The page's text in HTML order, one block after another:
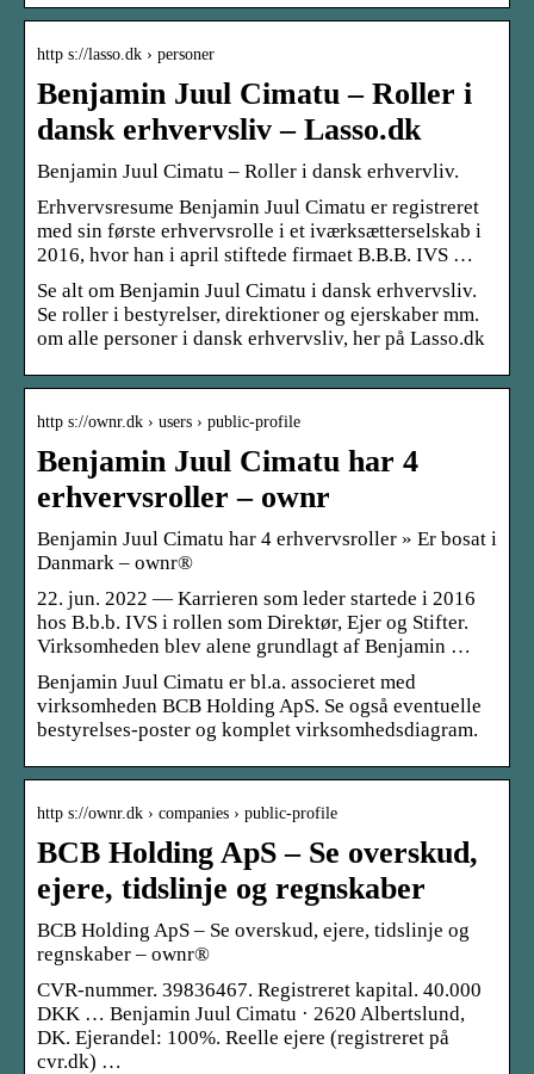
http s://lasso.dk › personer
Benjamin Juul Cimatu – Roller i
dansk erhvervsliv – Lasso.dk
Benjamin Juul Cimatu – Roller i dansk erhvervliv.
Erhvervsresume Benjamin Juul Cimatu er registreret
med sin første erhvervsrolle i et iværksætterselskab i
2016, hvor han i april stiftede firmaet B.B.B. IVS …
Se alt om Benjamin Juul Cimatu i dansk erhvervsliv.
Se roller i bestyrelser, direktioner og ejerskaber mm.
om alle personer i dansk erhvervsliv, her på Lasso.dk
http s://ownr.dk › users › public-profile
Benjamin Juul Cimatu har 4
erhvervsroller – ownr
Benjamin Juul Cimatu har 4 erhvervsroller » Er bosat i
Danmark – ownr®
22. jun. 2022 — Karrieren som leder startede i 2016
hos B.b.b. IVS i rollen som Direktør, Ejer og Stifter.
Virksomheden blev alene grundlagt af Benjamin …
Benjamin Juul Cimatu er bl.a. associeret med
virksomheden BCB Holding ApS. Se også eventuelle
bestyrelses-poster og komplet virksomhedsdiagram.
http s://ownr.dk › companies › public-profile
BCB Holding ApS – Se overskud,
ejere, tidslinje og regnskaber
BCB Holding ApS – Se overskud, ejere, tidslinje og
regnskaber – ownr®
CVR-nummer. 39836467. Registreret kapital. 40.000
DKK … Benjamin Juul Cimatu · 2620 Albertslund,
DK. Ejerandel: 100%. Reelle ejere (registreret på
cvr.dk) …